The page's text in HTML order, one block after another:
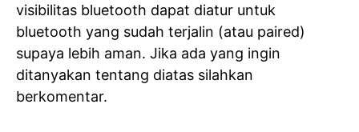
visibilitas bluetooth dapat diatur untuk
bluetooth yang sudah terjalin (atau paired)
supaya lebih aman. Jika ada yang ingin
ditanyakan tentang diatas silahkan
berkomentar.